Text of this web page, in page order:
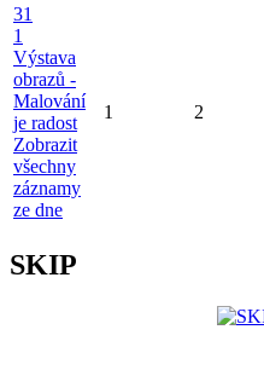
31
1
Výstava
obrazů -
Malování
je radost
Zobrazit
všechny
záznamy
ze dne
1 2
SKIP